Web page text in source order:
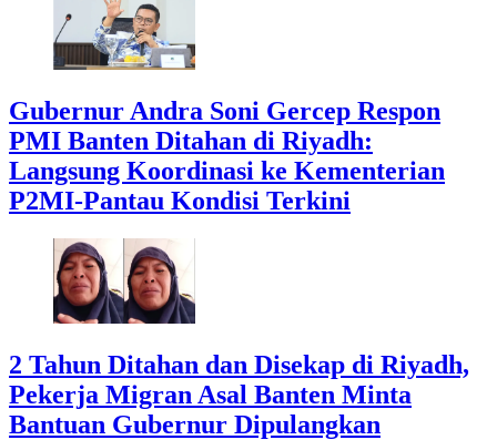
Gubernur Andra Soni Gercep Respon
PMI Banten Ditahan di Riyadh:
Langsung Koordinasi ke Kementerian
P2MI-Pantau Kondisi Terkini
2 Tahun Ditahan dan Disekap di Riyadh,
Pekerja Migran Asal Banten Minta
Bantuan Gubernur Dipulangkan